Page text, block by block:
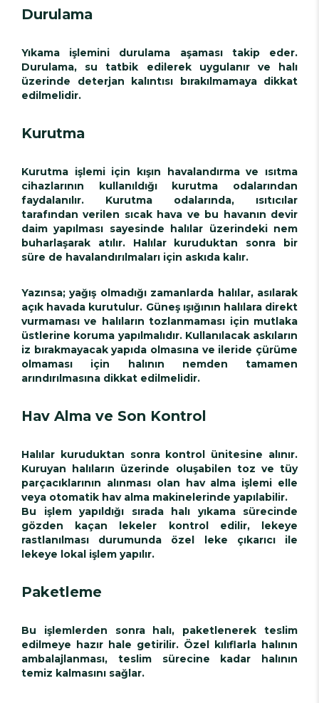
Durulama
Yıkama işlemini durulama aşaması takip eder.
Durulama, su tatbik edilerek uygulanır ve halı
üzerinde deterjan kalıntısı bırakılmamaya dikkat
edilmelidir.
Kurutma
Kurutma işlemi için kışın havalandırma ve ısıtma
cihazlarının kullanıldığı kurutma odalarından
faydalanılır. Kurutma odalarında, ısıtıcılar
tarafından verilen sıcak hava ve bu havanın devir
daim yapılması sayesinde halılar üzerindeki nem
buharlaşarak atılır. Halılar kuruduktan sonra bir
süre de havalandırılmaları için askıda kalır.
Yazınsa; yağış olmadığı zamanlarda halılar, asılarak
açık havada kurutulur. Güneş ışığının halılara direkt
vurmaması ve halıların tozlanmaması için mutlaka
üstlerine koruma yapılmalıdır. Kullanılacak askıların
iz bırakmayacak yapıda olmasına ve ileride çürüme
olmaması için halının nemden tamamen
arındırılmasına dikkat edilmelidir.
Hav Alma ve Son Kontrol
Halılar kuruduktan sonra kontrol ünitesine alınır.
Kuruyan halıların üzerinde oluşabilen toz ve tüy
parçacıklarının alınması olan hav alma işlemi elle
veya otomatik hav alma makinelerinde yapılabilir.
Bu işlem yapıldığı sırada halı yıkama sürecinde
gözden kaçan lekeler kontrol edilir, lekeye
rastlanılması durumunda özel leke çıkarıcı ile
lekeye lokal işlem yapılır.
Paketleme
Bu işlemlerden sonra halı, paketlenerek teslim
edilmeye hazır hale getirilir. Özel kılıflarla halının
ambalajlanması, teslim sürecine kadar halının
temiz kalmasını sağlar.